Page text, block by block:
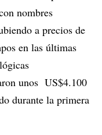
nombres
a precios de
en las últimas
unos US$4.100
durante la primera